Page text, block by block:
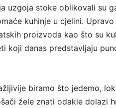
uzgoja stoke oblikovali su
kuhinje u cjelini.
proizvoda kao što su
koji danas predstavljaju
biramo što jedemo,
žele znati odakle dolazi